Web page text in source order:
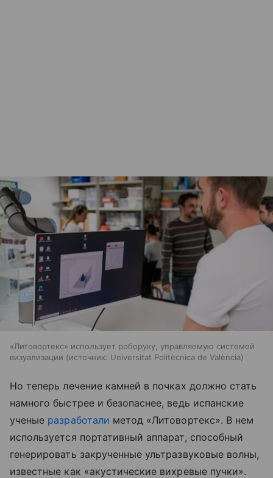
«Литовортекс» использует роборуку, управляемую системой
визуализации
источник: Universitat Politècnica de València
Но теперь лечение камней в почках должно стать
намного быстрее и безопаснее, ведь испанские
ученые разработали метод «Литовортекс». В нем
используется портативный аппарат, способный
генерировать закрученные ультразвуковые волны,
известные как «акустические вихревые пучки».